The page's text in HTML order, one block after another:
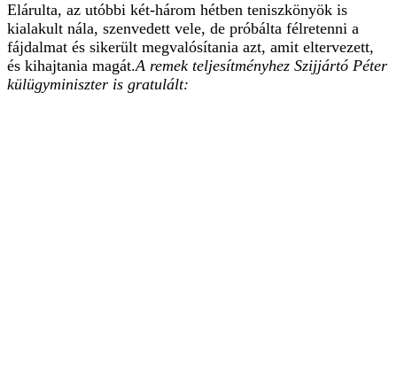
Elárulta, az utóbbi két-három hétben teniszkönyök is
kialakult nála, szenvedett vele, de próbálta félretenni a
fájdalmat és sikerült megvalósítania azt, amit eltervezett,
és kihajtania magát.A remek teljesítményhez Szijjártó Péter
külügyminiszter is gratulált: